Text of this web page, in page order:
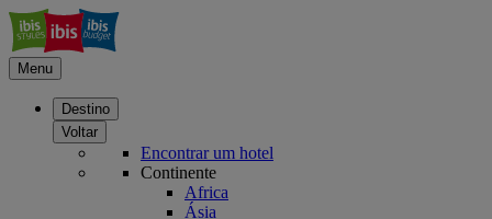
Menu
Destino
Voltar
Encontrar um hotel
Continente
Africa
Ásia